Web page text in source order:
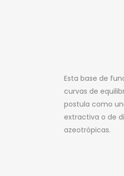
Esta base de
curvas de
postula como
extractiva o de
azeotrópicas.